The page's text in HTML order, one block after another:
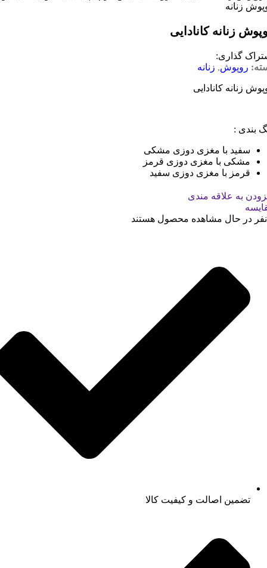
زنانه کانادایی
گذاری:
روپوش, زنانه
زنانه کانادایی
بندی :
سفید با مغزی دوزی مشکی
مشکی با مغزی دوزی قرمز
قرمز با مغزی دوزی سفید
به علاقه مندی
نفر در حال مشاهده محصول هستند
تضمین اصالت و کیفیت کالا